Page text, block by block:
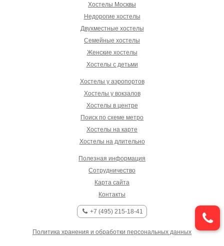
Хостелы Москвы
Недорогие хостелы
Двухместные хостелы
Семейные хостелы
Женские хостелы
Хостелы с детьми
Хостелы у аэропортов
Хостелы у вокзалов
Хостелы в центре
Поиск по схеме метро
Хостелы на карте
Хостелы на длительно
Полезная информация
Сотрудничество
Карта сайта
Контакты
+7 (495) 215-18-41
Политика хранения и обработки персональных данных